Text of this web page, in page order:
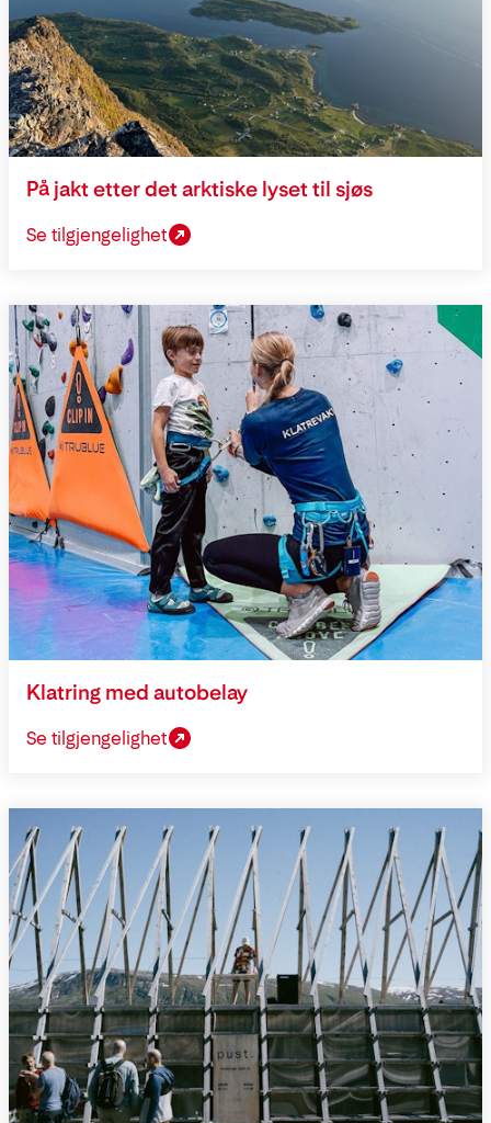
På jakt etter det arktiske lyset til sjøs
Se tilgjengelighet
Klatring med autobelay
Se tilgjengelighet